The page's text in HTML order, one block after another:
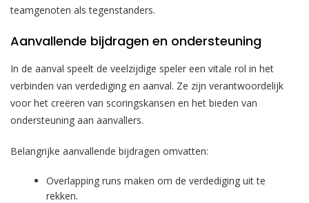
teamgenoten als tegenstanders.
Aanvallende bijdragen en ondersteuning
In de aanval speelt de veelzijdige speler een vitale rol in het
verbinden van verdediging en aanval. Ze zijn verantwoordelijk
voor het creëren van scoringskansen en het bieden van
ondersteuning aan aanvallers.
Belangrijke aanvallende bijdragen omvatten:
Overlapping runs maken om de verdediging uit te
rekken.